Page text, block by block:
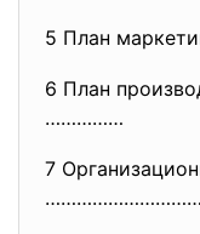
5 План
6 План
……………
7